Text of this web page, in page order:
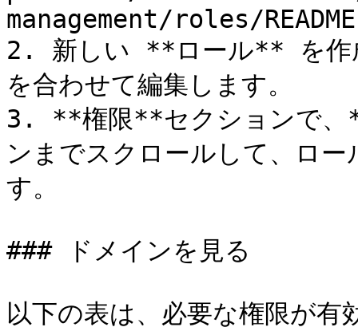
management/roles/
2. 新しい **ロール** を作
を合わせて編集します。
3. **権限**セクションで
ンまでスクロールして、ロ
す。
### ドメインを見る
以下の表は、必要な権限が